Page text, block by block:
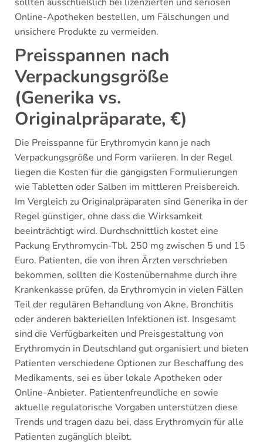
sollten ausschließlich bei lizenzierten und seriösen
Online-Apotheken bestellen, um Fälschungen und
unsichere Produkte zu vermeiden.
Preisspannen nach
Verpackungsgröße
(Generika vs.
Originalpräparate, €)
Die Preisspanne für Erythromycin kann je nach
Verpackungsgröße und Form variieren. In der Regel
liegen die Kosten für die gängigsten Formulierungen
wie Tabletten oder Salben im mittleren Preisbereich.
Im Vergleich zu Originalpräparaten sind Generika in der
Regel günstiger, ohne dass die Wirksamkeit
beeinträchtigt wird. Durchschnittlich kostet eine
Packung Erythromycin-Tbl. 250 mg zwischen 5 und 15
Euro. Patienten, die von ihren Ärzten verschrieben
bekommen, sollten die Kostenübernahme durch ihre
Krankenkasse prüfen, da Erythromycin in vielen Fällen
Teil der regulären Behandlung von Akne, Bronchitis
oder anderen bakteriellen Infektionen ist. Insgesamt
sind die Verfügbarkeiten und Preisgestaltung von
Erythromycin in Deutschland gut organisiert und bieten
Patienten verschiedene Optionen zur Beschaffung des
Medikaments, sei es über lokale Apotheken oder
Online-Anbieter. Patientenfreundliche en sowie
aktuelle regulatorische Vorgaben unterstützen diese
Trends und tragen dazu bei, dass Erythromycin für alle
Patienten zugänglich bleibt.